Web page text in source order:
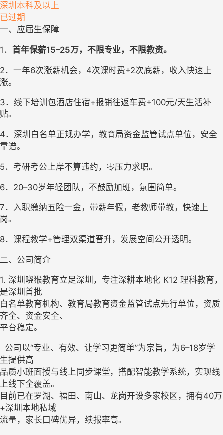
深圳 本科及以上
已过期
一、应届生保障
1． 首年保薪15–25万，不限专业，不限教资。
2．一年6次涨薪机会，4次课时费+2次底薪，收入快速上
涨。
3．线下培训 包酒店住宿+报销往返车费+100元/天生活补
贴。
4．深圳白名单正规办学，教育局资金监管试点单位，安全
靠谱。
5． 考研考公上岸不算违约 ，零压力求职。
6．20–30岁年轻团队，不鼓励加班，氛围简单。
7．入职缴纳五险一金 ， 带薪年假 ，老教师带教，快速上
岗。
8．课程教学+管理双渠道晋升，发展空间公开透明。
二、公司简介
1. 深圳晓猴教育立足深圳，专注深耕本地化 K12 理科教育，
是深圳首批
白名单教育机构、教育局教育资金监管试点先行单位，资质
齐全、资金安全、
平台稳定。
公司以“专业、有效、让学习更简单”为宗旨，为6–18岁学
生提供高
品质小班面授与线上同步课堂，搭配智能教学系统，实现线
上线下全覆盖。
目前已在罗湖、福田、南山、龙岗开设多家校区，拥有40万
+深圳本地私域
流量，家长口碑优异，续报率高。